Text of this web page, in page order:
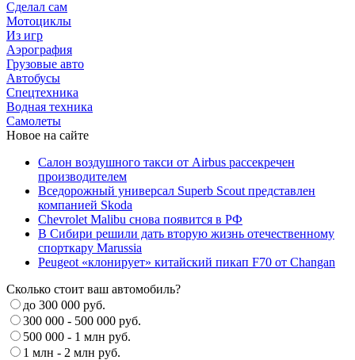
Сделал сам
Мотоциклы
Из игр
Аэрография
Грузовые авто
Автобусы
Спецтехника
Водная техника
Самолеты
Новое на сайте
Салон воздушного такси от Airbus рассекречен
производителем
Вседорожный универсал Superb Scout представлен
компанией Skoda
Chevrolet Malibu снова появится в РФ
В Сибири решили дать вторую жизнь отечественному
спорткару Marussia
Peugeot «клонирует» китайский пикап F70 от Changan
Сколько стоит ваш автомобиль?
до 300 000 руб.
300 000 - 500 000 руб.
500 000 - 1 млн руб.
1 млн - 2 млн руб.